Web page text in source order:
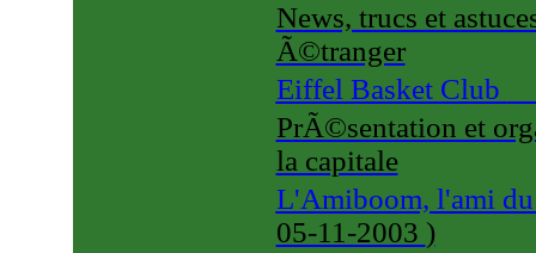
News, trucs et
Ã©tranger
Eiffel Basket Club
PrÃ©sentation et
la capitale
L'Amiboom, l'ami
05-11-2003 )